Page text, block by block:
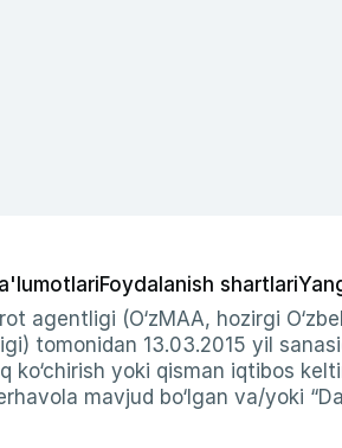
Foydalanish shartlari
agentligi (O‘zMAA, hozirgi
tomonidan 13.03.2015 yil
ko‘chirish yoki qisman iqtibos
mavjud bo‘lgan va/yoki